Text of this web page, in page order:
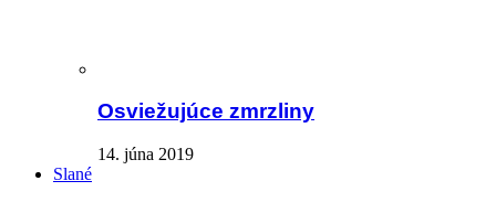
Osviežujúce zmrzliny
14. júna 2019
Slané